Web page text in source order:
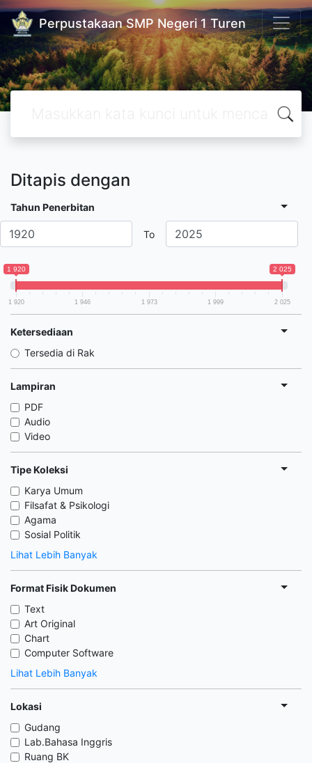
Perpustakaan SMP Negeri 1 Turen
Ditapis dengan
Tahun Penerbitan
To
1 920 2 025
1 920 1 946 1 973 1 999 2 025
Ketersediaan
Tersedia di Rak
Lampiran
PDF
Audio
Video
Tipe Koleksi
Karya Umum
Filsafat & Psikologi
Agama
Sosial Politik
Lihat Lebih Banyak
Format Fisik Dokumen
Text
Art Original
Chart
Computer Software
Lihat Lebih Banyak
Lokasi
Gudang
Lab.Bahasa Inggris
Ruang BK